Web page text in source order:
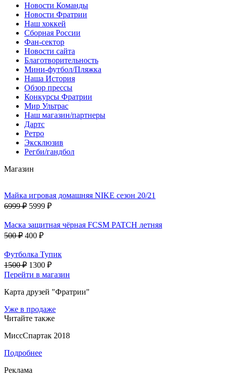
Новости Команды
Новости Фратрии
Наш хоккей
Сборная России
Фан-cектор
Новости сайта
Благотворительность
Мини-футбол/Пляжка
Наша История
Обзор прессы
Конкурсы Фратрии
Мир Ультрас
Наш магазин/партнеры
Дартс
Ретро
Эксклюзив
Регби/гандбол
Магазин
Майка игровая домашняя NIKE сезон 20/21
6999 ₽ 5999 ₽
Маска защитная чёрная FCSM PATCH летняя
500 ₽ 400 ₽
Футболка Тупик
1500 ₽ 1300 ₽
Перейти в магазин
Карта друзей "Фратрии"
Уже в продаже
Читайте также
МиссСпартак 2018
Подробнее
Реклама